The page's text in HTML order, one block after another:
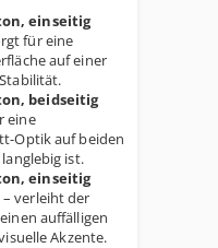
einseitig
für eine
auf einer
beidseitig
eine
Optik auf beiden
ist.
einseitig
– verleiht der
auffälligen
Akzente.